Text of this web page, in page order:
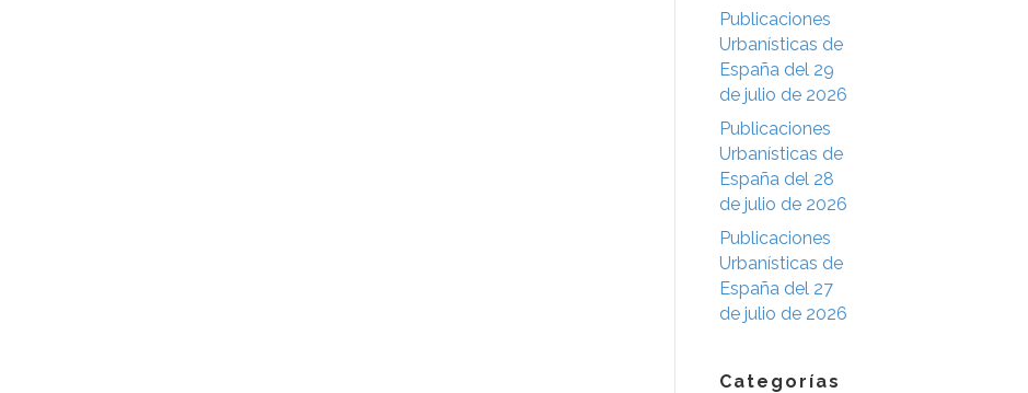
Publicaciones
Urbanísticas de
España del 29
de julio de 2026
Publicaciones
Urbanísticas de
España del 28
de julio de 2026
Publicaciones
Urbanísticas de
España del 27
de julio de 2026
Categorías